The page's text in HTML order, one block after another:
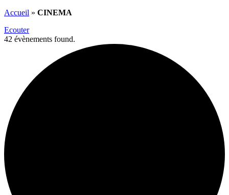
Accueil » CINEMA
Ecouter
42 évènements found.